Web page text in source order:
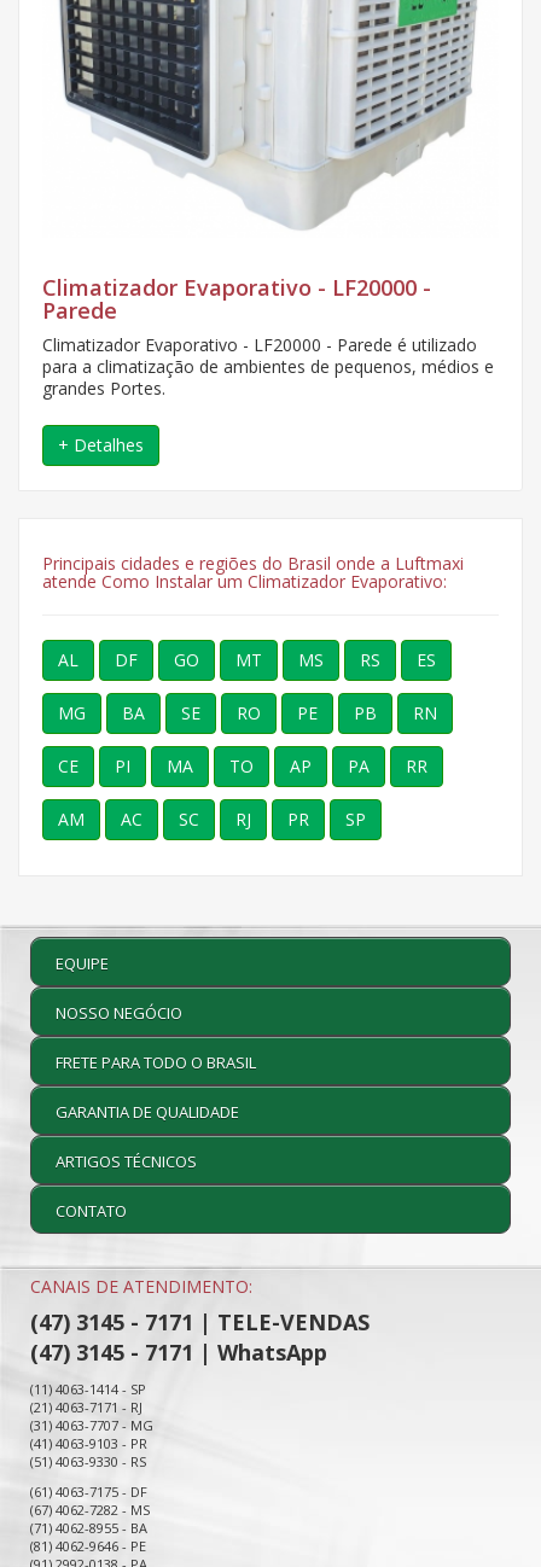
Climatizador Evaporativo - LF20000 -
Parede
Climatizador Evaporativo - LF20000 - Parede é utilizado
para a climatização de ambientes de pequenos, médios e
grandes Portes.
+ Detalhes
Principais cidades e regiões do Brasil onde a Luftmaxi
atende Como Instalar um Climatizador Evaporativo:
AL DF GO MT MS RS ES
MG BA SE RO PE PB RN
CE PI MA TO AP PA RR
AM AC SC RJ PR SP
EQUIPE
NOSSO NEGÓCIO
FRETE PARA TODO O BRASIL
GARANTIA DE QUALIDADE
ARTIGOS TÉCNICOS
CONTATO
CANAIS DE ATENDIMENTO:
(47) 3145 - 7171 | TELE-VENDAS
(47) 3145 - 7171 | WhatsApp
(11) 4063-1414 - SP
(21) 4063-7171 - RJ
(31) 4063-7707 - MG
(41) 4063-9103 - PR
(51) 4063-9330 - RS
(61) 4063-7175 - DF
(67) 4062-7282 - MS
(71) 4062-8955 - BA
(81) 4062-9646 - PE